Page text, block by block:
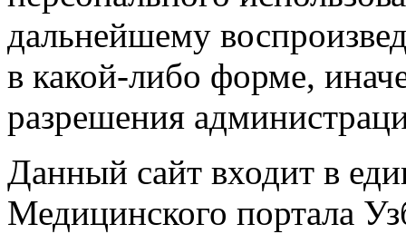
дальнейшему
в какой-либо форме,
разрешения
Данный сайт входит в
Медицинского портала